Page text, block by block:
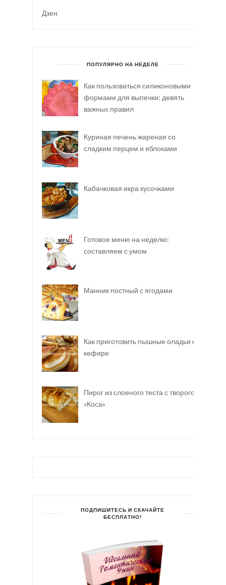
Дзен
ПОПУЛЯРНО НА НЕДЕЛЕ
Как пользоваться силиконовыми
формами для выпечки: девять
важных правил
Куриная печень жареная со
сладким перцем и яблоками
Кабачковая икра кусочками
Готовое меню на неделю:
составляем с умом
Манник постный с ягодами
Как приготовить пышные оладьи на
кефире
Пирог из слоеного теста с творогом
«Коса»
ПОДПИШИТЕСЬ И СКАЧАЙТЕ
БЕСПЛАТНО!